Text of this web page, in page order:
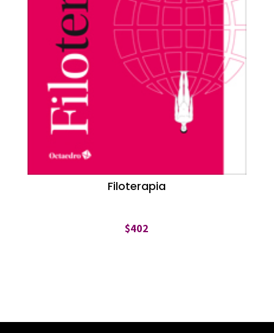
Filoterapia
$402